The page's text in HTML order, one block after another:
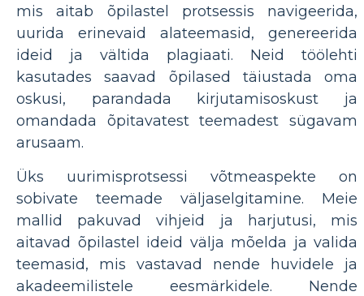
mis aitab õpilastel protsessis navigeerida,
uurida erinevaid alateemasid, genereerida
ideid ja vältida plagiaati. Neid töölehti
kasutades saavad õpilased täiustada oma
oskusi, parandada kirjutamisoskust ja
omandada õpitavatest teemadest sügavam
arusaam.
Üks uurimisprotsessi võtmeaspekte on
sobivate teemade väljaselgitamine. Meie
mallid pakuvad vihjeid ja harjutusi, mis
aitavad õpilastel ideid välja mõelda ja valida
teemasid, mis vastavad nende huvidele ja
akadeemilistele eesmärkidele. Nende